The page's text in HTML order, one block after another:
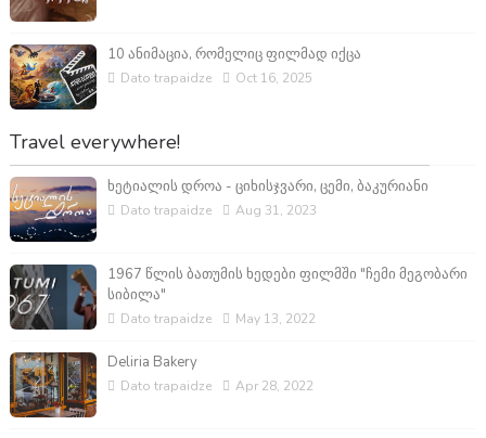
10 ანიმაცია, რომელიც ფილმად იქცა
Dato trapaidze Oct 16, 2025
Travel everywhere!
ხეტიალის დროა - ციხისჯვარი, ცემი, ბაკურიანი
Dato trapaidze Aug 31, 2023
1967 წლის ბათუმის ხედები ფილმში "ჩემი მეგობარი
სიბილა"
Dato trapaidze May 13, 2022
Deliria Bakery
Dato trapaidze Apr 28, 2022